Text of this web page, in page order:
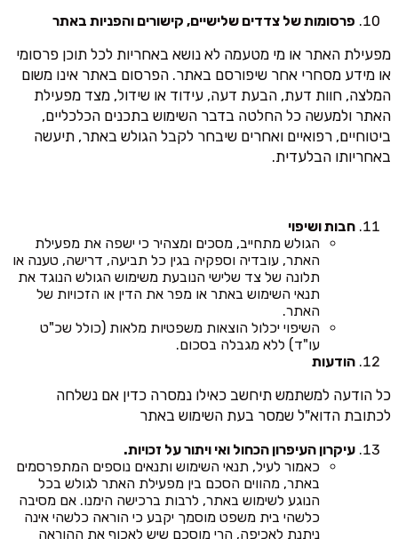
פרסומות של צדדים שלישיים, קישורים והפניות באתר
מפעילת האתר או מי מטעמה לא נושא באחריות לכל תוכן פרסומי
או מידע מסחרי אחר שיפורסם באתר. הפרסום באתר אינו משום
המלצה, חוות דעת, הבעת דעה, עידוד או שידול, מצד מפעילת
האתר ולמעשה כל החלטה בדבר השימוש בתכנים הכלכליים,
ביטוחיים, רפואיים ואחרים שיבחר לקבל הגולש באתר, תיעשה
באחריותו הבלעדית.
חבות ושיפוי
הגולש מתחייב, מסכים ומצהיר כי ישפה את מפעילת
האתר, עובדיה וספקיה בגין כל תביעה, דרישה, טענה או
תלונה של צד שלישי הנובעת משימוש הגולש הנוגד את
תנאי השימוש באתר או מפר את הדין או הזכויות של
האתר.
השיפוי יכלול הוצאות משפטיות מלאות (כולל שכ"ט
עו"ד) ללא מגבלה בסכום.
הודעות
כל הודעה למשתמש תיחשב כאילו נמסרה כדין אם נשלחה
לכתובת הדוא"ל שמסר בעת השימוש באתר
עיקרון העיפרון הכחול ואי ויתור על זכויות.
כאמור לעיל, תנאי השימוש ותנאים נוספים המתפרסמים
באתר, מהווים הסכם בין מפעילת האתר לגולש בכל
הנוגע לשימוש באתר, לרבות ברכישה הימנו. אם מסיבה
כלשהי בית משפט מוסמך יקבע כי הוראה כלשהי אינה
ניתנת לאכיפה, הרי מוסכם שיש לאכוף את ההוראה